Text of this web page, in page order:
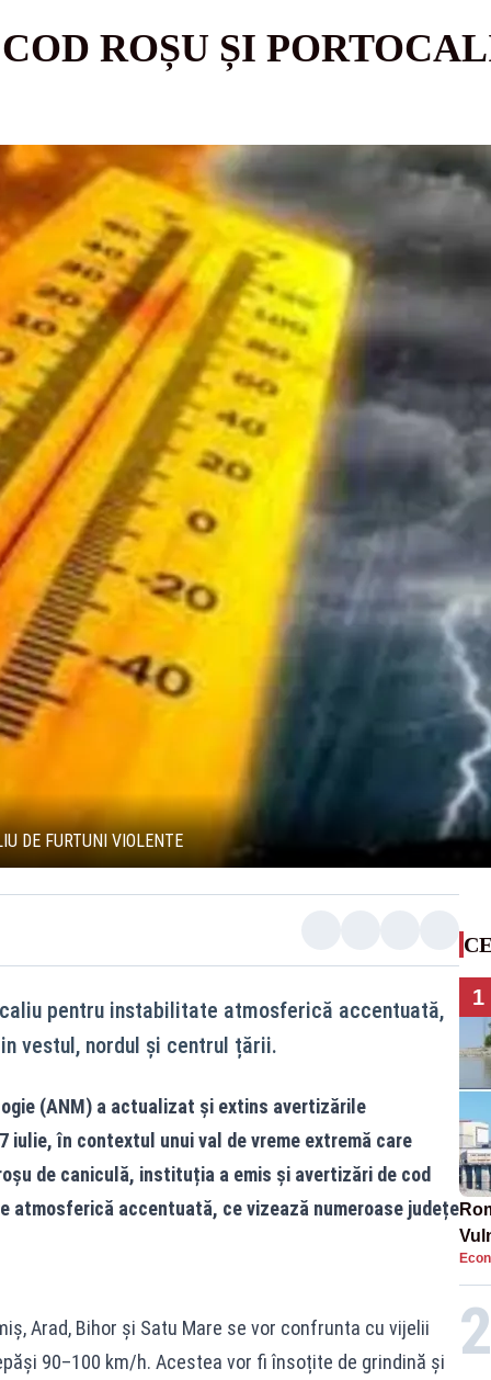
ROȘU ȘI
DE FURTUNI VIOLENTE
pentru instabilitate atmosferică accentuată,
vestul, nordul și centrul țării.
(ANM) a actualizat și extins avertizările
iulie, în contextul unui val de vreme extremă care
de caniculă, instituția a emis și avertizări de cod
accentuată, ce vizează numeroase județe
Arad, Bihor și Satu Mare se vor confrunta cu vijelii
90–100 km/h. Acestea vor fi însoțite de grindină și
1
2